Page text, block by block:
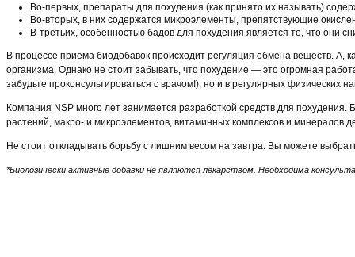
Во-первых, препараты для похудения (как принято их называть)
Во-вторых, в них содержатся микроэлементы, препятствующие
В-третьих, особенностью бадов для похудения является то, что они
В процессе приема биодобавок происходит регуляция обмена веществ.
организма. Однако не стоит забывать, что похудение — это огромная
забудьте проконсультироваться с врачом!), но и в регулярных физических
Компания NSP много лет занимается разработкой средств для похудения.
растений, макро- и микроэлементов, витаминных комплексов и минералов
Не стоит откладывать борьбу с лишним весом на завтра. Вы можете
*Биологически активные добавки не являются лекарством. Необходима